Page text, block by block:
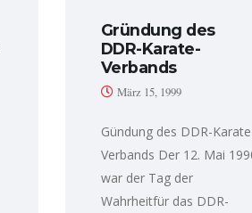
Gründung des
DDR-Karate-
Verbands
März 15, 1999
Gündung des DDR-
Verbands Der 12. Mai
war der Tag der
Wahrheitfür das DDR-